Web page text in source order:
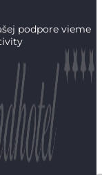
podpore vieme